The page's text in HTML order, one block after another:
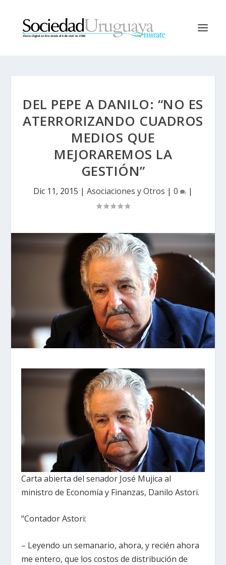
DEL PEPE A DANILO: “NO ES
ATERRORIZANDO CUADROS
MEDIOS QUE
MEJORAREMOS LA
GESTIÓN”
Dic 11, 2015 | Asociaciones y Otros | 0 |
Carta abierta del senador José Mujica al
ministro de Economía y Finanzas, Danilo Astori.
“Contador Astori:
– Leyendo un semanario, ahora, y recién ahora
me entero, que los costos de distribución de